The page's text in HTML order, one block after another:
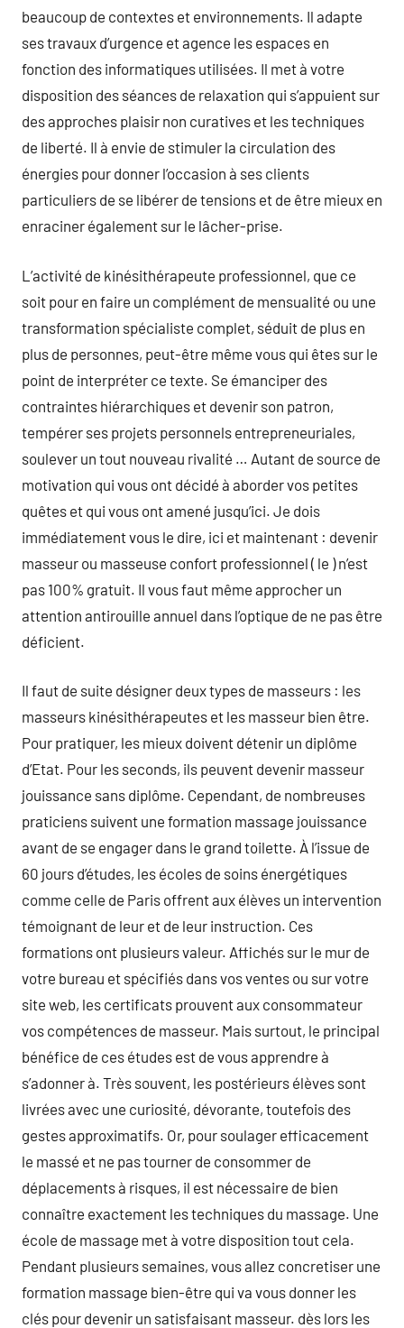
beaucoup de contextes et environnements. Il adapte
ses travaux d’urgence et agence les espaces en
fonction des informatiques utilisées. Il met à votre
disposition des séances de relaxation qui s’appuient sur
des approches plaisir non curatives et les techniques
de liberté. Il à envie de stimuler la circulation des
énergies pour donner l’occasion à ses clients
particuliers de se libérer de tensions et de être mieux en
enraciner également sur le lâcher-prise.
L’activité de kinésithérapeute professionnel, que ce
soit pour en faire un complément de mensualité ou une
transformation spécialiste complet, séduit de plus en
plus de personnes, peut-être même vous qui êtes sur le
point de interpréter ce texte. Se émanciper des
contraintes hiérarchiques et devenir son patron,
tempérer ses projets personnels entrepreneuriales,
soulever un tout nouveau rivalité … Autant de source de
motivation qui vous ont décidé à aborder vos petites
quêtes et qui vous ont amené jusqu’ici. Je dois
immédiatement vous le dire, ici et maintenant : devenir
masseur ou masseuse confort professionnel ( le ) n’est
pas 100% gratuit. Il vous faut même approcher un
attention antirouille annuel dans l’optique de ne pas être
déficient.
Il faut de suite désigner deux types de masseurs : les
masseurs kinésithérapeutes et les masseur bien être.
Pour pratiquer, les mieux doivent détenir un diplôme
d’Etat. Pour les seconds, ils peuvent devenir masseur
jouissance sans diplôme. Cependant, de nombreuses
praticiens suivent une formation massage jouissance
avant de se engager dans le grand toilette. À l’issue de
60 jours d’études, les écoles de soins énergétiques
comme celle de Paris offrent aux élèves un intervention
témoignant de leur et de leur instruction. Ces
formations ont plusieurs valeur. Affichés sur le mur de
votre bureau et spécifiés dans vos ventes ou sur votre
site web, les certificats prouvent aux consommateur
vos compétences de masseur. Mais surtout, le principal
bénéfice de ces études est de vous apprendre à
s’adonner à. Très souvent, les postérieurs élèves sont
livrées avec une curiosité, dévorante, toutefois des
gestes approximatifs. Or, pour soulager efficacement
le massé et ne pas tourner de consommer de
déplacements à risques, il est nécessaire de bien
connaître exactement les techniques du massage. Une
école de massage met à votre disposition tout cela.
Pendant plusieurs semaines, vous allez concretiser une
formation massage bien-être qui va vous donner les
clés pour devenir un satisfaisant masseur. dès lors les